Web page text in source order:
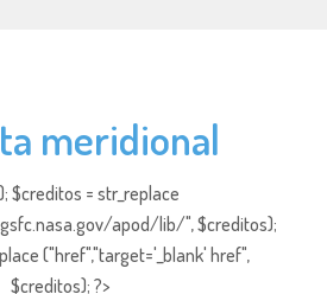
meridional
$creditos = str_replace
apod/lib/", $creditos);
("href","target='_blank' href",
$creditos); ?>